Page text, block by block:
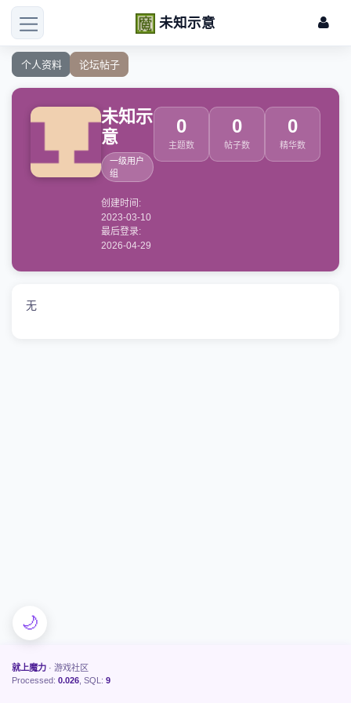
未知示意
个人资料 论坛帖子
未知示
意
一级用户
组
创建时间:
2023-03-10
最后登录:
2026-04-29
0
主题数
0
帖子数
0
精华数
无
就上魔力 · 游戏社区
Processed: 0.026 , SQL: 9
🌙